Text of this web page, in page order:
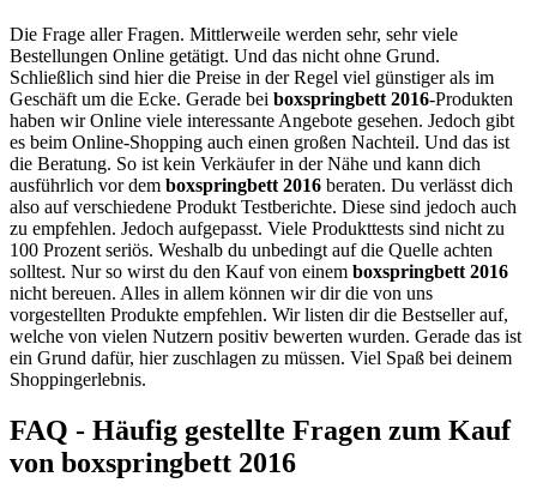
Die Frage aller Fragen. Mittlerweile werden sehr, sehr viele
Bestellungen Online getätigt. Und das nicht ohne Grund.
Schließlich sind hier die Preise in der Regel viel günstiger als im
Geschäft um die Ecke. Gerade bei boxspringbett 2016-Produkten
haben wir Online viele interessante Angebote gesehen. Jedoch gibt
es beim Online-Shopping auch einen großen Nachteil. Und das ist
die Beratung. So ist kein Verkäufer in der Nähe und kann dich
ausführlich vor dem boxspringbett 2016 beraten. Du verlässt dich
also auf verschiedene Produkt Testberichte. Diese sind jedoch auch
zu empfehlen. Jedoch aufgepasst. Viele Produkttests sind nicht zu
100 Prozent seriös. Weshalb du unbedingt auf die Quelle achten
solltest. Nur so wirst du den Kauf von einem boxspringbett 2016
nicht bereuen. Alles in allem können wir dir die von uns
vorgestellten Produkte empfehlen. Wir listen dir die Bestseller auf,
welche von vielen Nutzern positiv bewerten wurden. Gerade das ist
ein Grund dafür, hier zuschlagen zu müssen. Viel Spaß bei deinem
Shoppingerlebnis.
FAQ - Häufig gestellte Fragen zum Kauf
von boxspringbett 2016